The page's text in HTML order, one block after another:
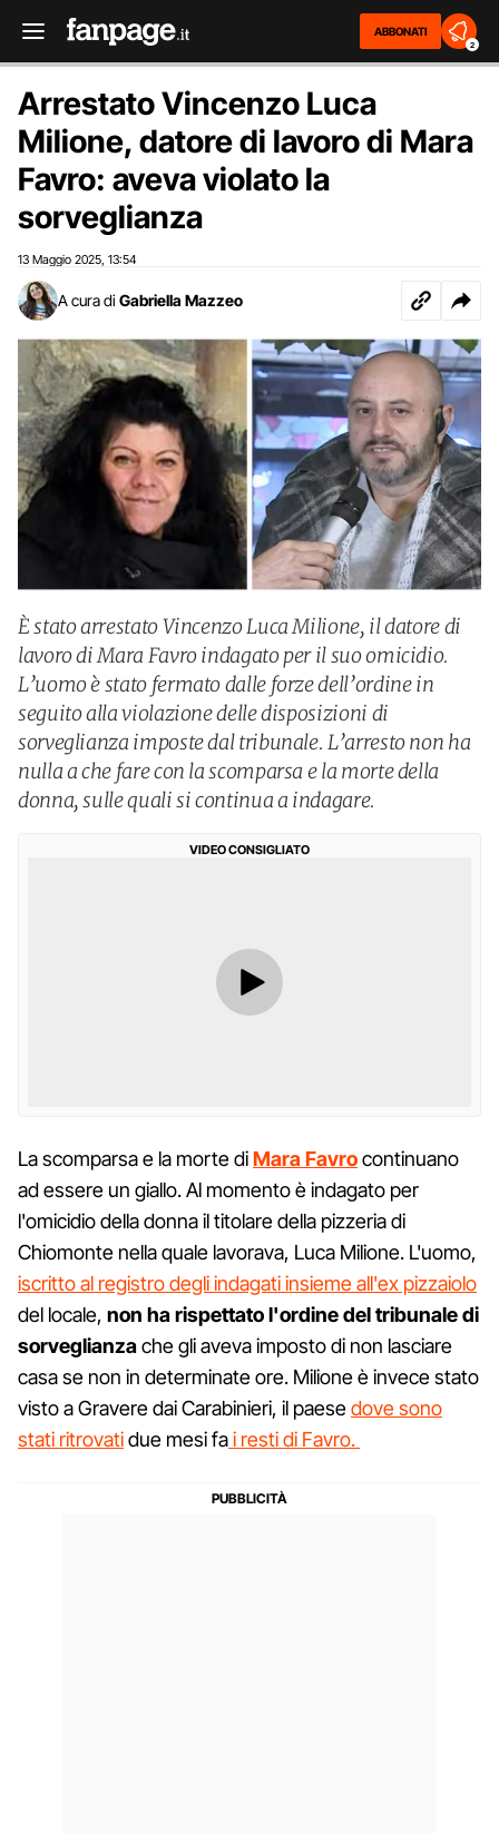
ABBONATI
2
Arrestato Vincenzo Luca
Milione, datore di lavoro di Mara
Favro: aveva violato la
sorveglianza
13 Maggio 2025 13:54
A cura di Gabriella Mazzeo
È stato arrestato Vincenzo Luca Milione, il datore di
lavoro di Mara Favro indagato per il suo omicidio.
L’uomo è stato fermato dalle forze dell’ordine in
seguito alla violazione delle disposizioni di
sorveglianza imposte dal tribunale. L’arresto non ha
nulla a che fare con la scomparsa e la morte della
donna, sulle quali si continua a indagare.
VIDEO CONSIGLIATO
La scomparsa e la morte diMara Favrocontinuano
ad essere un giallo. Al momento è indagato per
l'omicidio della donna il titolare della pizzeria di
Chiomonte nella quale lavorava, Luca Milione. L'uomo,
iscritto al registro degli indagati insieme all'ex pizzaiolo
del locale, non ha rispettato l'ordine del tribunale di
sorveglianzache gli aveva imposto di non lasciare
casa se non in determinate ore. Milione è invece stato
visto a Gravere dai Carabinieri, il paesedove sono
stati ritrovatidue mesi fai resti di Favro.